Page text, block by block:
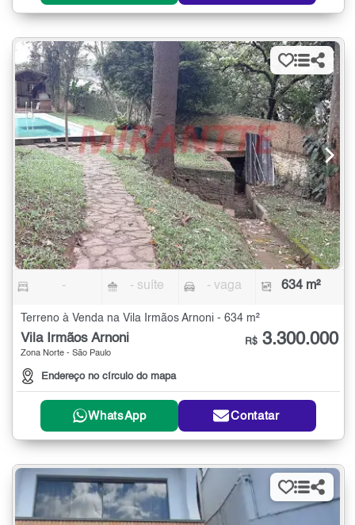
- - suíte - vaga 634 m²
Terreno à Venda na Vila Irmãos Arnoni - 634 m²
Vila Irmãos Arnoni
Zona Norte - São Paulo
Endereço no círculo do mapa
R$ 3.300.000
WhatsApp Contatar